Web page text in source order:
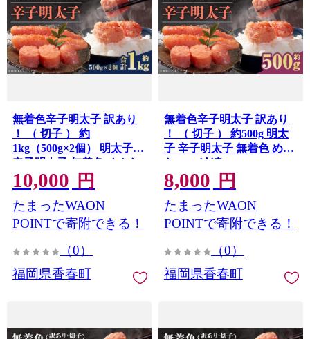
無着色辛子明太子 訳あり
！ （ 切子 ） 約
1kg（500g×2個） 明太子
辛子明太子 無着色 めんた
いこ 冷凍
10,000 円
たまったWAON
POINTで寄附できる！
（0）
福岡県香春町
無着色辛子明太子 訳あり
！ （ 切子 ） 約500g 明太
子 辛子明太子 無着色 めん
たいこ 冷凍
8,000 円
たまったWAON
POINTで寄附できる！
（0）
福岡県香春町